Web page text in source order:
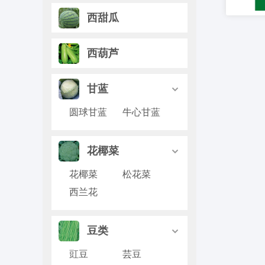
西甜瓜
西葫芦
甘蓝 
圆球甘蓝 牛心甘蓝
花椰菜 
花椰菜
松花菜
西兰花
豆类 
豇豆 芸豆